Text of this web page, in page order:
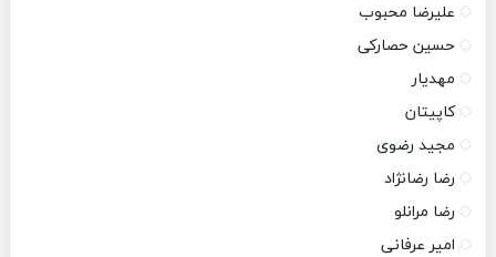
علیرضا محبوب
حسین حصارکی
مهدیار
کاپیتان
مجید رضوی
رضا رضانژاد
رضا مرانلو
امیر عرفانی